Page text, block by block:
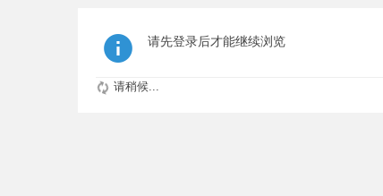
请先登录后才能继续浏览
请稍候...